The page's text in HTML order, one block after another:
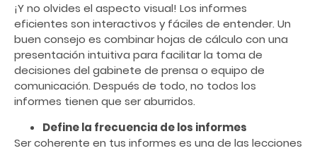
¡Y no olvides el aspecto visual! Los informes
eficientes son interactivos y fáciles de entender. Un
buen consejo es combinar hojas de cálculo con una
presentación intuitiva para facilitar la toma de
decisiones del gabinete de prensa o equipo de
comunicación. Después de todo, no todos los
informes tienen que ser aburridos.
Define la frecuencia de los informes
Ser coherente en tus informes es una de las lecciones